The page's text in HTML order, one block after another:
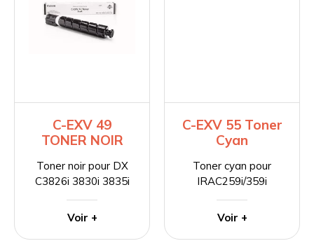
C-EXV 49
TONER NOIR
Toner noir pour DX
C3826i 3830i 3835i
Voir +
C-EXV 55 Toner
Cyan
Toner cyan pour
IRAC259i/359i
Voir +